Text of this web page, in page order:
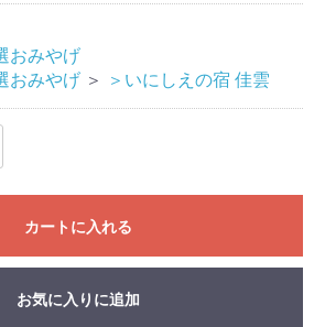
おみやげ
おみやげ ＞ ＞いにしえの宿 佳雲
カートに入れる
お気に入りに追加